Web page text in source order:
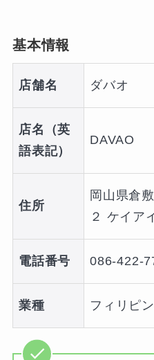
基本情報
店舗名 ダバオ
店名（英
語表記）
DAVAO
住所
岡山県倉
２ ケイア
電話番号 086-422-
業種 フィリピ